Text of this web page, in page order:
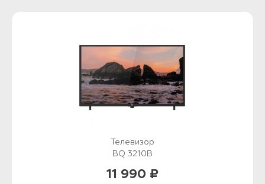
Телевизор
BQ 3210B
11 990 ₽